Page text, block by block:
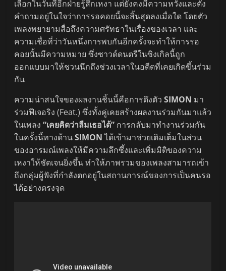
เลือกในวันที่อีกฝ่ายรู้สึกเหงา แต่ยังคงมีความหวังและตั้ง
คำถามอยู่ในใจว่าการรอคอยนี้จะสิ้นสุดลงเมื่อใด โดยตัว
เพลงพยายามสื่อถึงความศรัทธาในเรื่องของเวลา และ
ความเชื่อที่ว่าวันหนึ่งการพบกันอีกครั้งจะทำให้การรอ
คอยนั้นมีความหมาย ซึ่งซาวด์ดนตรีในซิงเกิลนี้ถูก
ออกแบบมาให้ชวนนึกถึงช่วงเวลาในอดีตที่เคยเกิดขึ้นร่วม
กัน
ความน่าสนใจของผลงานชิ้นนี้คือการดึงตัวSIMON มา
ร่วมฟีเจอริง (Feat.) ซึ่งทั้งคู่เคยสร้างผลงานร่วมกันมาแล้ว
ในเพลง“เคยคิดว่าลืมเธอได้” การกลับมาทำงานร่วมกัน
ในครั้งนี้ทางด้านSIMONได้เข้ามาช่วยเติมเต็มในส่วน
ของอารมณ์เพลงให้มีความลึกซึ้งและเพิ่มมิติของความ
เหงาให้ชัดเจนยิ่งขึ้น ทำให้ภาพรวมของเพลงสามารถเข้า
ถึงกลุ่มผู้ฟังที่กำลังตกอยู่ในสถานการณ์ของการเป็นคนรอ
ได้อย่างตรงจุด